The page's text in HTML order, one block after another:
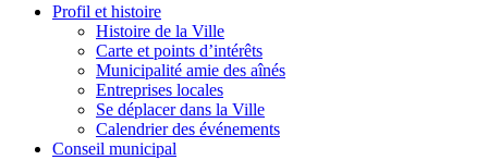
Profil et histoire
Histoire de la Ville
Carte et points d’intérêts
Municipalité amie des aînés
Entreprises locales
Se déplacer dans la Ville
Calendrier des événements
Conseil municipal